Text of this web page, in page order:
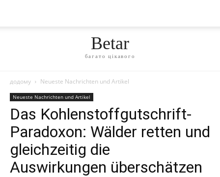
Betar
багато цікавого
додому Neueste Nachrichten und Artikel
Neueste Nachrichten und Artikel
Das Kohlenstoffgutschrift-
Paradoxon: Wälder retten und
gleichzeitig die
Auswirkungen überschätzen